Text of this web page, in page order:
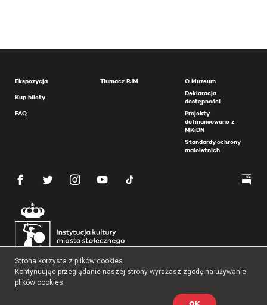
Ekspozycja
Kup bilety
FAQ
Tłumacz PJM
O Muzeum
Deklaracja
dostępności
Projekty
dofinansowane z
MKiDN
Standardy ochrony
małoletnich
Strona korzysta z plików cookies.
Kontynuując przeglądanie naszej strony wyrażasz zgodę na używanie
plików cookies.